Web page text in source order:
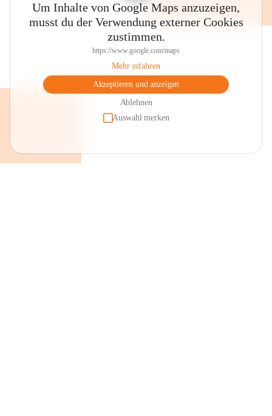
Um Inhalte von Google Maps anzuzeigen,
musst du der Verwendung externer Cookies
zustimmen.
https://www.google.com/maps
Mehr erfahren
Akzeptieren und anzeigen
Ablehnen
Auswahl merken